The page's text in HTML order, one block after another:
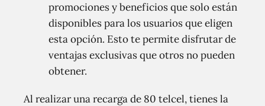
promociones y beneficios que solo están
disponibles para los usuarios que eligen
esta opción. Esto te permite disfrutar de
ventajas exclusivas que otros no pueden
obtener.
Al realizar una recarga de 80 telcel, tienes la